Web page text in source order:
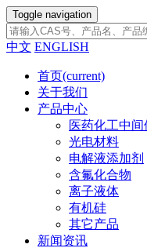
Toggle navigation
中文 ENGLISH
首页(current)
关于我们
产品中心
医药化工中间
光电材料
电解液添加剂
含氟化合物
离子液体
有机硅
其它产品
新闻资讯